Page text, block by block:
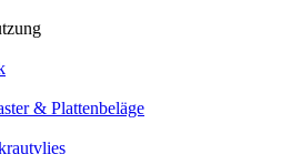
& Plattenbeläge